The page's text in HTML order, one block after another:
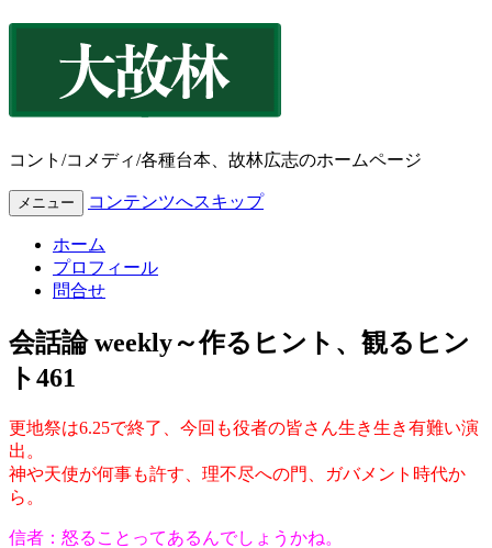
コント/コメディ/各種台本、故林広志のホームページ
メニュー コンテンツへスキップ
ホーム
プロフィール
問合せ
会話論 weekly～作るヒント、観るヒン
ト461
更地祭は6.25で終了、今回も役者の皆さん生き生き有難い演
出。
神や天使が何事も許す、理不尽への門、ガバメント時代か
ら。
信者：怒ることってあるんでしょうかね。